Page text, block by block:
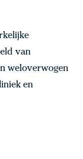
van
weloverwogen
en